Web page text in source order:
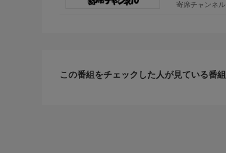
寄席チャンネル
この番組をチェックした人が見ている番組